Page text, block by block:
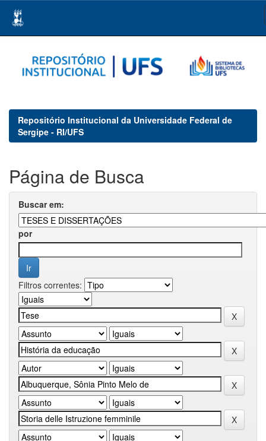
navigation
Repositório Institucional da Universidade Federal de
Sergipe - RI/UFS
Página de Busca
Buscar em:
por
Filtros correntes: